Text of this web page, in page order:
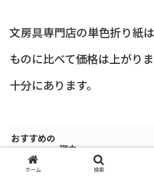
文房具専門店の単色折り紙
ものに比べて価格は上がり
十分にあります。
おすすめの
ユーザー
理由
ホーム 検索